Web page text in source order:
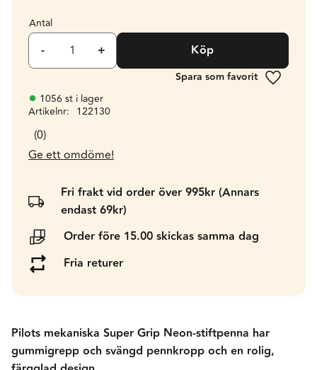
Antal
+
- Köp
Lägg till
1056 st i lager
Artikelnr
122130
0
Ge ett omdöme!
Fri frakt vid order över 995kr (Annars
endast 69kr)
Order före 15.00 skickas samma dag
Fria returer
Pilots mekaniska Super Grip Neon-stiftpenna har
gummigrepp och svängd pennkropp och en rolig,